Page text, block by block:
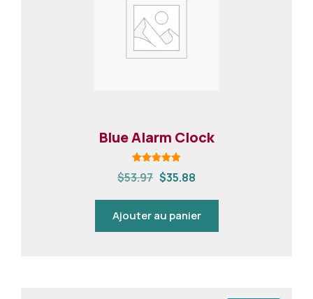
Blue Alarm Clock
Note
5.00
$53.97 $35.88
Ajouter au panier